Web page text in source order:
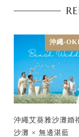
沖繩-
沖繩艾葵雅沙灘婚
沙灘 × 無邊湛藍